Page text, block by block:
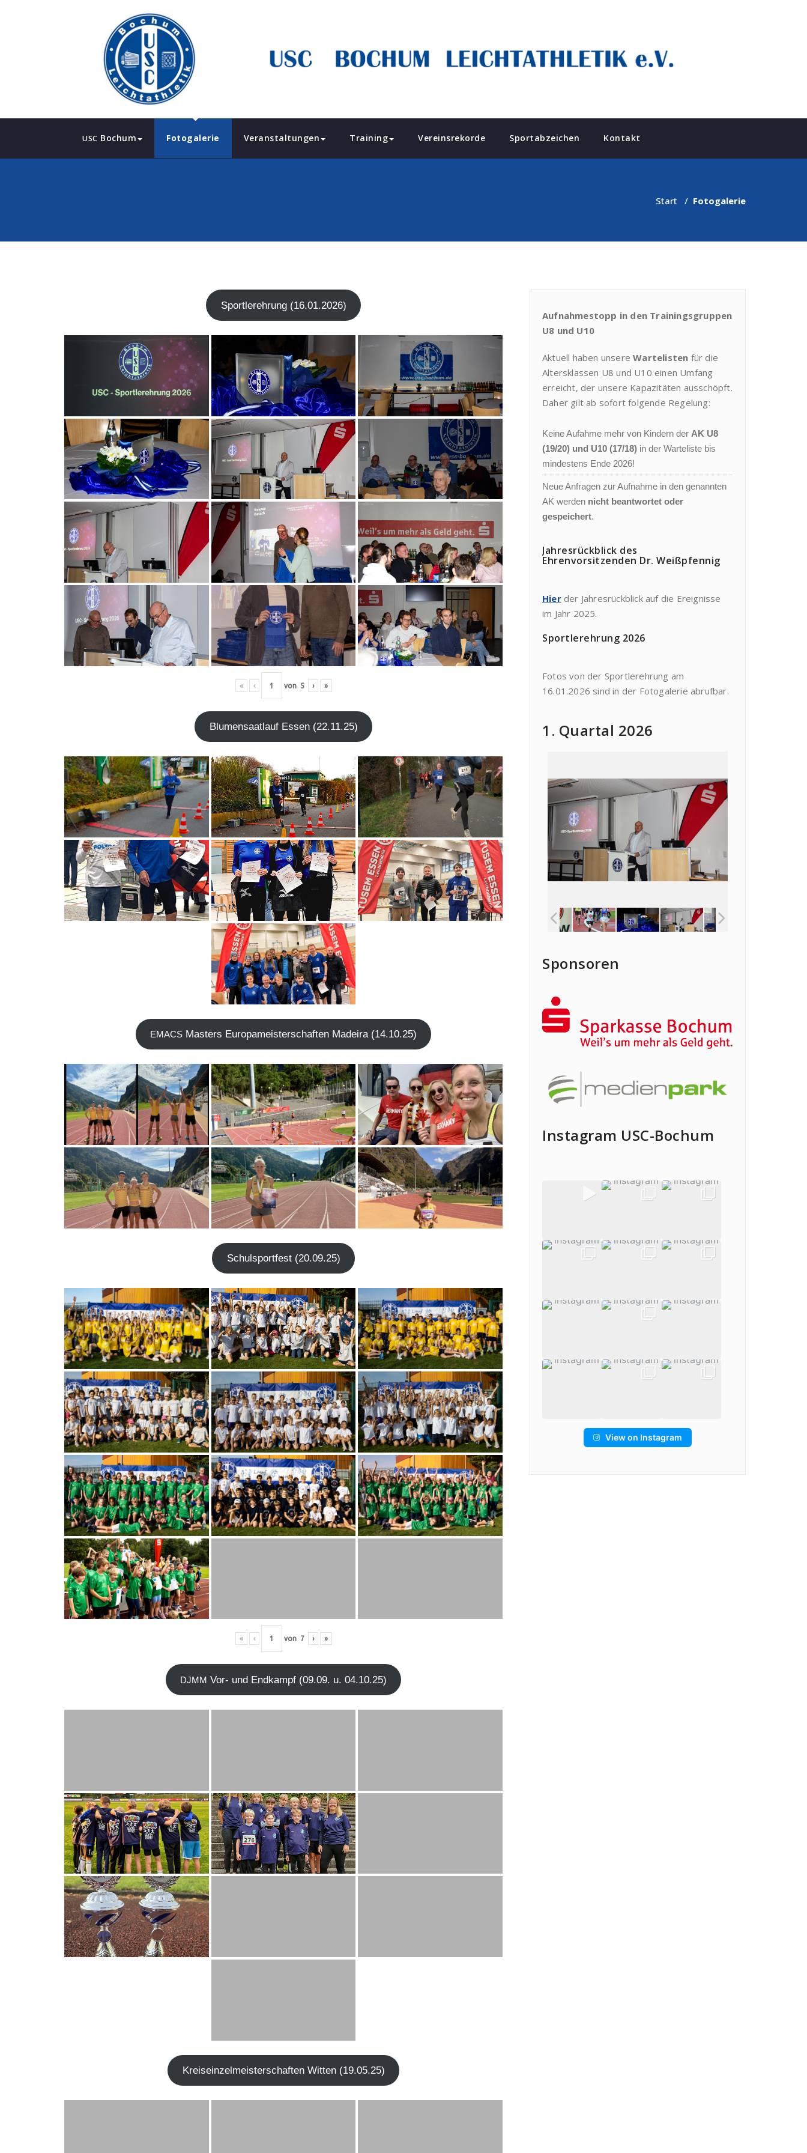
USC Bochum Fotogalerie Veranstaltungen Training Vereinsrekorde Sportabzeichen Kontakt
Start / Fotogalerie
Sport­ler­eh­rung (16.01.2026)
« ‹ von 5 › »
Blu­men­saat­lauf Essen (22.11.25)
EMACS Mas­ters Euro­pa­meis­ter­schaf­ten Madei­ra (14.10.25)
Schul­sport­fest (20.09.25)
« ‹ von 7 › »
DJMM Vor- und End­kampf (09.09. u. 04.10.25)
Kreis­ein­zel­meis­ter­schaf­ten Wit­ten (19.05.25)
Aufnahmestopp in den Trainingsgruppen
U8 und U10
Aktuell haben unsereWartelisten für die
Altersklassen U8 und U10 einen Umfang
erreicht, der unsere Kapazitäten ausschöpft.
Daher gilt ab sofort folgende Regelung:
Keine Aufahme mehr von Kindern der AK U8
(19/20) und U10 (17/18) in der Warteliste bis
mindestens Ende 2026!
Neue Anfragen zur Aufnahme in den genannten
AK werden nicht beantwortet oder
gespeichert.
Jahresrückblick des
Ehrenvorsitzenden Dr. Weißpfennig
Hierder Jahresrückblick auf die Ereignisse
im Jahr 2025.
Sportlerehrung 2026
Fotos von der Sportlerehrung am
16.01.2026 sind in der Fotogalerie abrufbar.
1. Quartal 2026
Sponsoren
Instagram USC-Bochum
View on Instagram